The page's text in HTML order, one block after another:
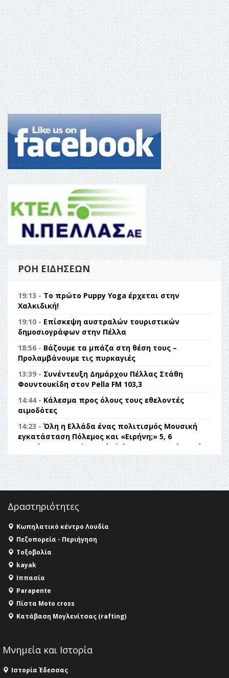
ΡΟΉ ΕΙΔΉΣΕΩΝ
19:13 - Το πρώτο Puppy Yoga έρχεται στην
Χαλκιδική!
19:10 - Επίσκεψη αυστραλών τουριστικών
δημοσιογράφων στην Πέλλα
18:56 - Βάζουμε τα μπάζα στη θέση τους –
Προλαμβάνουμε τις πυρκαγιές
13:39 - Συνέντευξη Δημάρχου Πέλλας Στάθη
Φουντουκίδη στον Pella FM 103,3
14:44 - Κάλεσμα προς όλους τους εθελοντές
αιμοδότες
14:23 - Όλη η Ελλάδα ένας πολιτισμός Μουσική
εγκατάσταση Πόλεμος και «Ειρήνη;» 5, 6
Αυγούστου 2026 | Αρχαία Έδεσσα, Αρχαιολογικός
Χώρος Λόγγου
14:19 -
Τοποθέτηση Λάκη Βασιλειάδη για την
Αναθεώρηση του Συντάγματος: «Σε τέτοιες
κορυφαίες θεσμικές διαδικασίες υπάρχει μόνο η
ευθύνη απέναντι στις επόμενες γενιές»
του Champions League!
16:27 - Όλυμπος: Εντάχθηκε στον Κατάλογο
Παγκόσμιας Κληρονομιάς της UNESCO – Ομόφωνη
η απόφαση Ο Όλυμπος αναγνωρίστηκε ως φυσικό
και πολιτιστικό αγαθό εξέχουσας οικουμενικής
αξίας για την ανθρωπότητα
16:18 -ΕΝΟΡΙΑΚΕΣ ΚΑΛΟΚΑΙΡΙΝΕΣ ΔΡΑΣΕΙΣ ΓΙΑ ΠΑΙΔΙΑ
ΣΤΗΝ ΕΔΕΣΣΑ
Δραστηριότητες
Κωπηλατικό κέντρο Λουδία
Πεζοπορεία - Περιήγηση
Τοξοβολία
kayak
Ιππασία
Parapente
Πίστα Moto cross
Κατάβαση Μογλενίτσας (rafting)
Μνημεία και Ιστορία
Ιστορία Έδεσσας